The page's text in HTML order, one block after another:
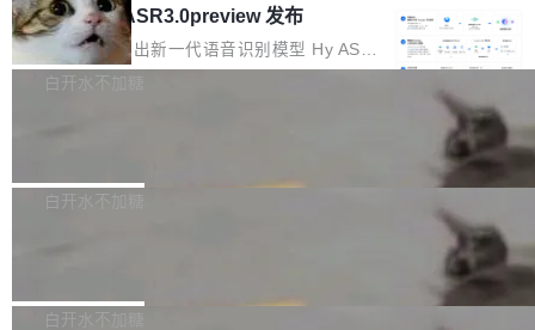
理解大规模代码仓时面临显著"代码仓理解"瓶
颈。 代码仓深度理解服务（以下简称" CodeBas
e深度理解服务"）是华为云码道（CodeA...
数据。2024年9月3日下午4点，他使用此前登录
的账号密码进入A集群，输入了一条被程序员圈
称为"删库跑路"的命令——最高管理员权限、无
自研的多个文生3D和...
oE 架构的大模型，好用到让人上瘾，但 GPU 显
存永远不够用。 Cloudflare 的 Workers AI 团队
一直在跑这些模型的推理。他们在官方博客上发
整性保护。效果是：吞吐量提升 41%，每 token
腾讯混元 Hy ASR3.0preview 发布
腾讯混元正式推出新一代语音识别模型 Hy ASR
3.0preview。基于最新一代大语言模型 Hy3 的
让语音识别不再只是听清，而是真正听懂。通过
w 不要求标准普通话，方言识别覆盖粤语、吴语
白开水不加糖
新和少量网页兼容性修复版本。 Changes/fixe
容提供的字体时出现的几个问题 为避免音频加
白开水不加糖
发布的 Release Notes，他利用 AI 工具（如 Co
白开水不加糖